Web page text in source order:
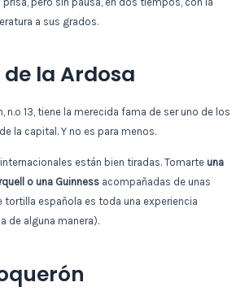
a sus grados.
la Ardosa
n.º 13, tiene la merecida fama de ser uno de los
la capital. Y no es para menos.
están bien tiradas. Tomarte una
o una Guinness acompañadas de unas
tortilla española es toda una experiencia
de alguna manera).